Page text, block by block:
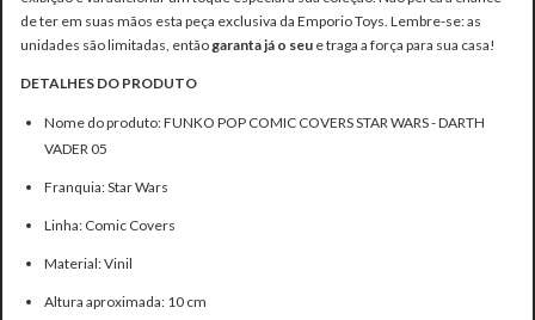
de ter em suas mãos esta peça exclusiva da Emporio Toys. Lembre-se: as
unidades são limitadas, então garanta já o seu e traga a força para sua casa!
DETALHES DO PRODUTO
Nome do produto: FUNKO POP COMIC COVERS STAR WARS - DARTH
VADER 05
Franquia: Star Wars
Linha: Comic Covers
Material: Vinil
Altura aproximada: 10 cm